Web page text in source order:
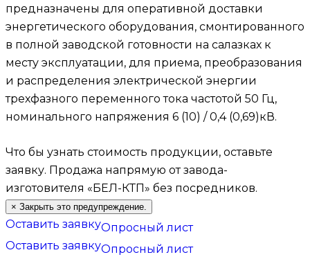
предназначены для оперативной доставки
энергетического оборудования, смонтированного
в полной заводской готовности на салазках к
месту эксплуатации, для приема, преобразования
и распределения электрической энергии
трехфазного переменного тока частотой 50 Гц,
номинального напряжения 6 (10) / 0,4 (0,69)кВ.
Что бы узнать стоимость продукции, оставьте
заявку. Продажа напрямую от завода-
изготовителя «БЕЛ-КТП» без посредников.
× Закрыть это предупреждение.
Оставить заявкуОпросный лист
Оставить заявкуОпросный лист